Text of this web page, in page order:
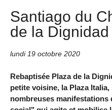
Santiago du
de la
lundi 19 octobre 2020
Rebaptisée Plaza de la
petite voisine, la Plaza
nombreuses